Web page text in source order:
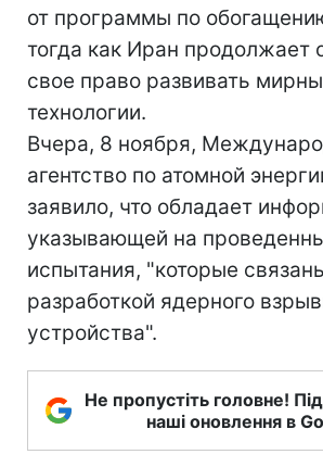
от программы по
тогда как Иран продолжает
свое право развивать
технологии.
Вчера, 8 ноября,
агентство по атомной
заявило, что обладает
указывающей на
испытания, "которые
разработкой ядерного
устройства".
Не пропустіть головне!
наші оновлення в